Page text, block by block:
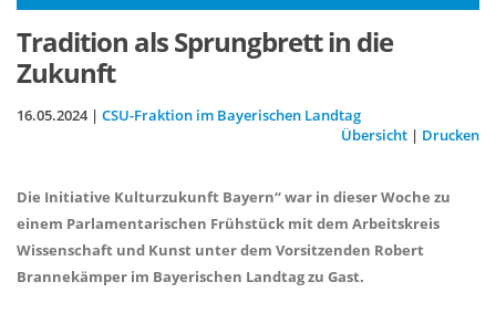
Tradition als Sprungbrett in die
Zukunft
16.05.2024 | CSU-Fraktion im Bayerischen Landtag
Übersicht | Drucken
Die Initiative Kulturzukunft Bayern“ war in dieser Woche zu
einem Parlamentarischen Frühstück mit dem Arbeitskreis
Wissenschaft und Kunst unter dem Vorsitzenden Robert
Brannekämper im Bayerischen Landtag zu Gast.